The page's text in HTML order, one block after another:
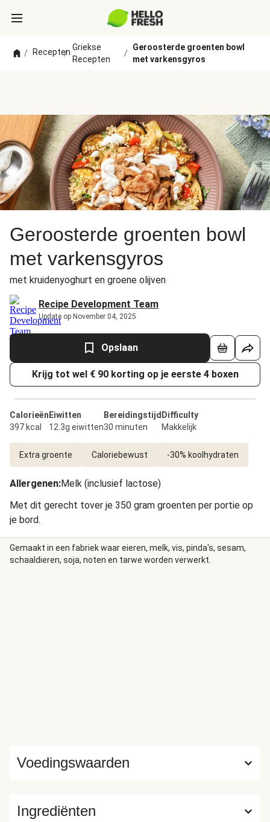
/ Recepten
/
Griekse
Recepten
/
Geroosterde groenten bowl
met varkensgyros
Geroosterde groenten bowl
met varkensgyros
met kruidenyoghurt en groene olijven
Recipe Development Team
Update op November 04, 2025
Opslaan
Krijg tot wel € 90 korting op je eerste 4 boxen
Calorieën
397 kcal
Eiwitten
12.3g eiwitten
Bereidingstijd
30 minuten
Difficulty
Makkelijk
Extra groente Caloriebewust -30% koolhydraten
Allergenen:Melk (inclusief lactose)
Met dit gerecht tover je 350 gram groenten per portie op
je bord.
Gemaakt in een fabriek waar eieren, melk, vis, pinda's, sesam,
schaaldieren, soja, noten en tarwe worden verwerkt.
Ingrediënten
Voedingswaarden